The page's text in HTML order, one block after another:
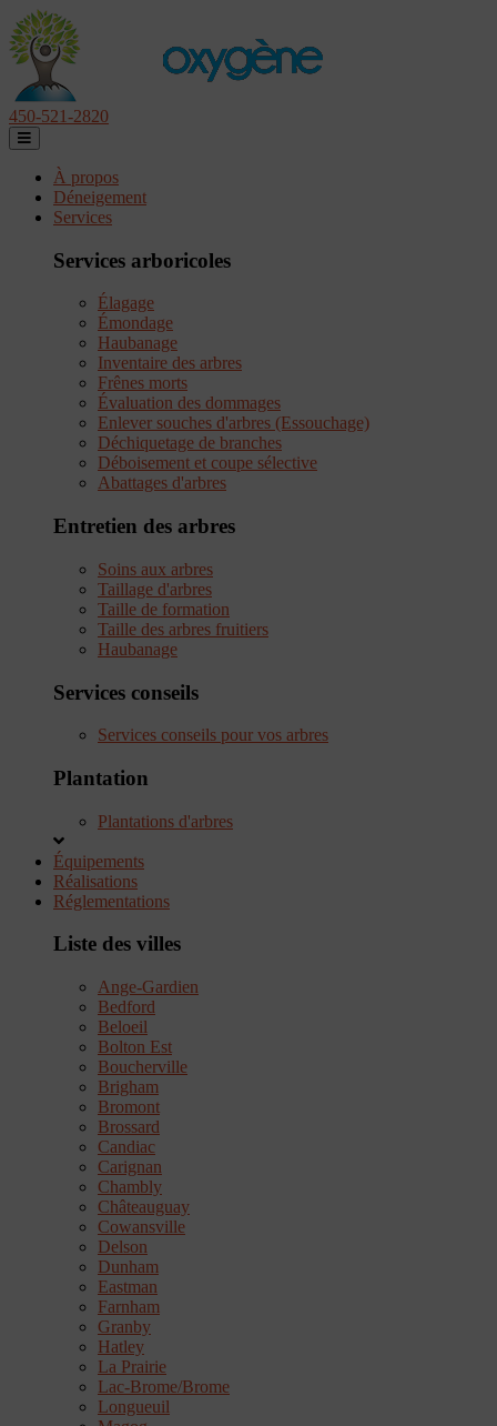
450-521-2820
À propos
Déneigement
Services
Services arboricoles
Élagage
Émondage
Haubanage
Inventaire des arbres
Frênes morts
Évaluation des dommages
Enlever souches d'arbres (Essouchage)
Déchiquetage de branches
Déboisement et coupe sélective
Abattages d'arbres
Entretien des arbres
Soins aux arbres
Taillage d'arbres
Taille de formation
Taille des arbres fruitiers
Haubanage
Services conseils
Services conseils pour vos arbres
Plantation
Plantations d'arbres
Équipements
Réalisations
Réglementations
Liste des villes
Ange-Gardien
Bedford
Beloeil
Bolton Est
Boucherville
Brigham
Bromont
Brossard
Candiac
Carignan
Chambly
Châteauguay
Cowansville
Delson
Dunham
Eastman
Farnham
Granby
Hatley
La Prairie
Lac-Brome/Brome
Longueuil